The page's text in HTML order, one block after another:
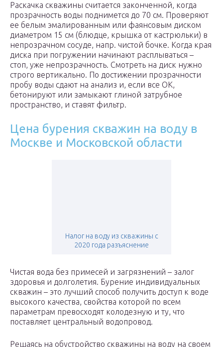
Раскачка скважины считается законченной, когда
прозрачность воды поднимется до 70 см. Проверяют
ее белым эмалированным или фаянсовым диском
диаметром 15 см (блюдце, крышка от кастрюльки) в
непрозрачном сосуде, напр. чистой бочке. Когда края
диска при погружении начинают расплываться –
стоп, уже непрозрачность. Смотреть на диск нужно
строго вертикально. По достижении прозрачности
пробу воды сдают на анализ и, если все ОК,
бетонируют или замыкают глиной затрубное
пространство, и ставят фильтр.
Цена бурения скважин на воду в
Москве и Московской области
Налог на воду из скважины с
2020 года разъяснение
Чистая вода без примесей и загрязнений – залог
здоровья и долголетия. Бурение индивидуальных
скважин – это лучший способ получить доступ к воде
высокого качества, свойства которой по всем
параметрам превосходят колодезную и ту, что
поставляет центральный водопровод.
Решаясь на обустройство скважины на воду на своем